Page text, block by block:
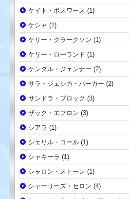
ケイト・ボスワース (1)
ケシャ (1)
ケリー・クラークソン (1)
ケリー・ローランド (1)
ケンダル・ジェンナー (2)
サラ・ジェシカ・パーカー (2)
サンドラ・ブロック (3)
ザック・エフロン (3)
シアラ (1)
シェリル・コール (1)
シャキーラ (1)
シャロン・ストーン (1)
シャーリーズ・セロン (4)